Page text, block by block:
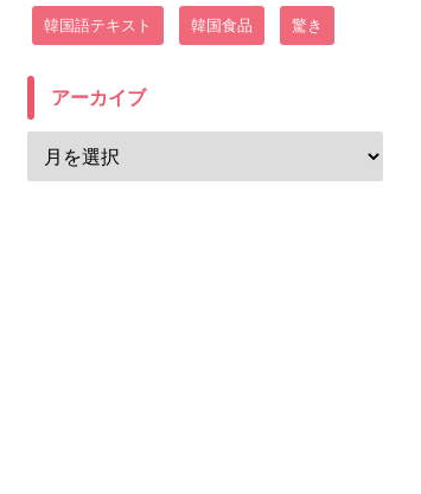
韓国語テキスト 韓国食品 驚き
アーカイブ